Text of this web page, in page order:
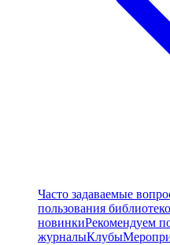
Часто задаваемые
пользования
новинкиРекомендуем
журналыКлубы